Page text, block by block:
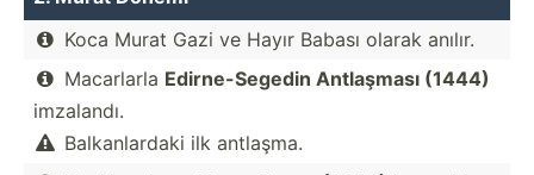
 Koca Murat Gazi ve Hayır Babası olarak anılır.
 Macarlarla Edirne­-Se­gedin Antlaşması (1444)
imzalandı.
 Balkan­lardaki ilk antlaşma.